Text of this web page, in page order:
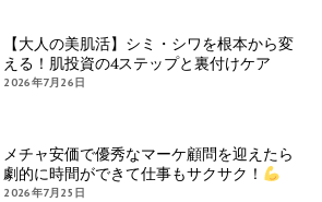
【大人の美肌活】シミ・シワを根本から変
える！肌投資の4ステップと裏付けケア
2026年7月26日
メチャ安価で優秀なマーケ顧問を迎えたら
劇的に時間ができて仕事もサクサク！
2026年7月25日